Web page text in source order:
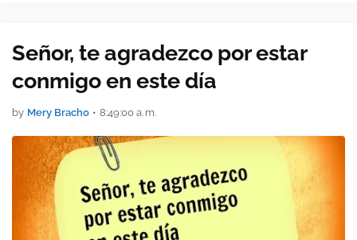
Señor, te agradezco por estar
conmigo en este día
by Mery Bracho • 8:49:00 a. m.